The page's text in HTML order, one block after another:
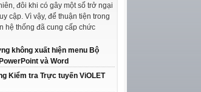
đôi khi có gây một số trở ngại
cập. Vì vậy, để thuận tiện trong
hệ thống đã cung cấp chức
không xuất hiện menu Bộ
và Word
Kiểm tra Trực tuyến ViOLET